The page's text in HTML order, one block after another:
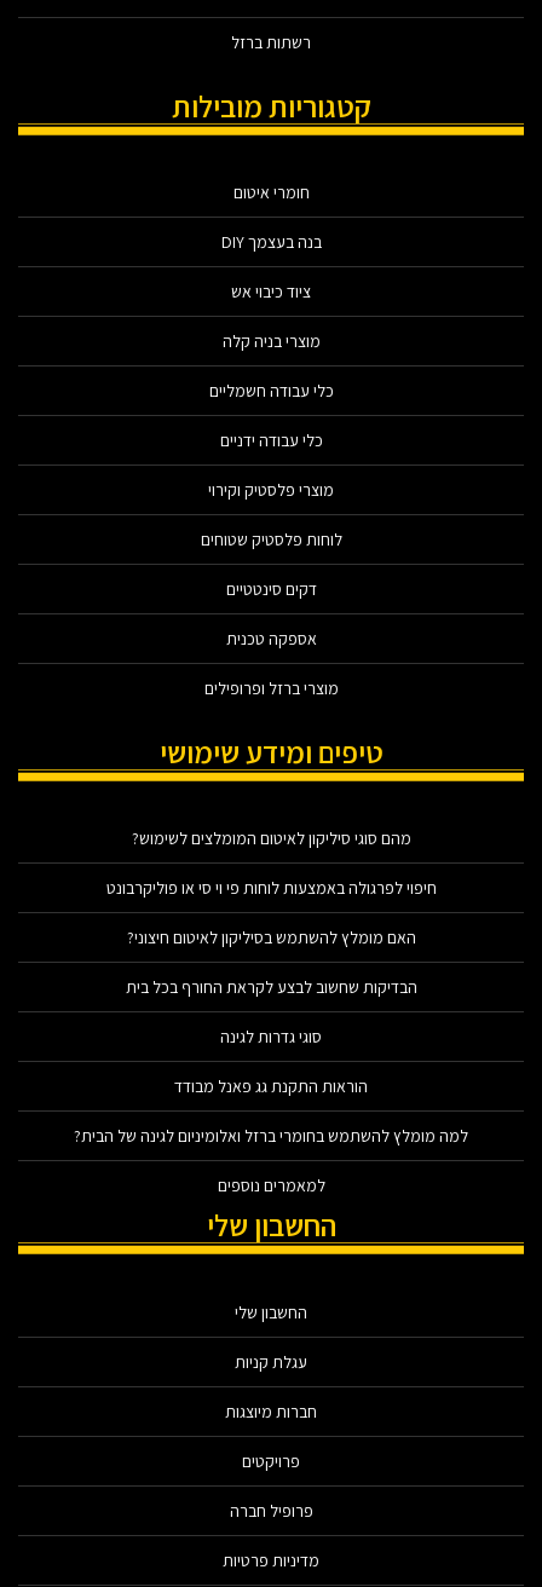
רשתות ברזל
קטגוריות מובילות
חומרי איטום
בנה בעצמך DIY
ציוד כיבוי אש
מוצרי בניה קלה
כלי עבודה חשמליים
כלי עבודה ידניים
מוצרי פלסטיק וקירוי
לוחות פלסטיק שטוחים
דקים סינטטיים
אספקה טכנית
מוצרי ברזל ופרופילים
טיפים ומידע שימושי
מהם סוגי סיליקון לאיטום המומלצים לשימוש?
חיפוי לפרגולה באמצעות לוחות פי וי סי או פוליקרבונט
האם מומלץ להשתמש בסיליקון לאיטום חיצוני?
הבדיקות שחשוב לבצע לקראת החורף בכל בית
סוגי גדרות לגינה
הוראות התקנת גג פאנל מבודד
למה מומלץ להשתמש בחומרי ברזל ואלומיניום לגינה של הבית?
למאמרים נוספים
החשבון שלי
החשבון שלי
עגלת קניות
חברות מיוצגות
פרויקטים
פרופיל חברה
מדיניות פרטיות